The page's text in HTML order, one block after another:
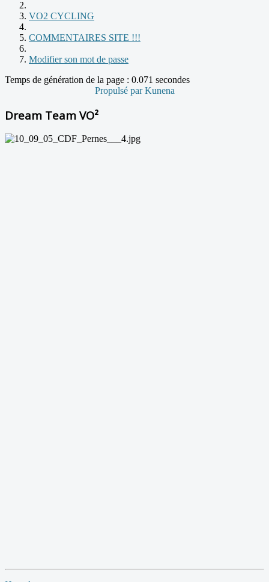
VO2 CYCLING
COMMENTAIRES SITE !!!
Modifier son mot de passe
Temps de génération de la page : 0.071 secondes
Propulsé parKunena
Dream Team VO²